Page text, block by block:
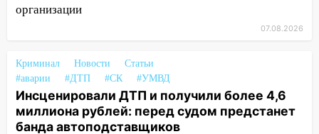
«УльяновскФармации» за махинации на
16:09
Ветераны легкой атлетики из
Ульяновска успешно выступили на
Чемпионате России
16:02 В Ульяновской области убрали
организации
07.08.2026
Криминал Новости
Статьи
#аварии
#ДТП #СК #УМВД
Инсценировали ДТП и получили более 4,6
миллиона рублей: перед судом предстанет
банда автоподставщиков